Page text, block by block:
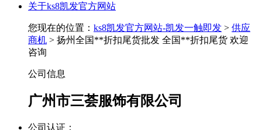
关于ks8凯发官方网站
您现在的位置： ks8凯发官方网站-凯发一触即发 > 供应
商机 > 扬州全国**折扣尾货批发 全国**折扣尾货 欢迎
咨询
公司信息
广州市三荟服饰有限公司
公司认证：